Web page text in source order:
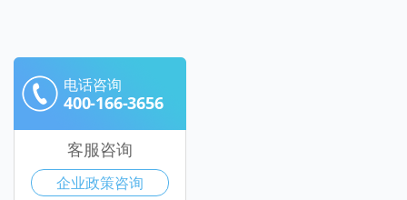
电话咨询
400-166-3656
客服咨询
企业政策咨询